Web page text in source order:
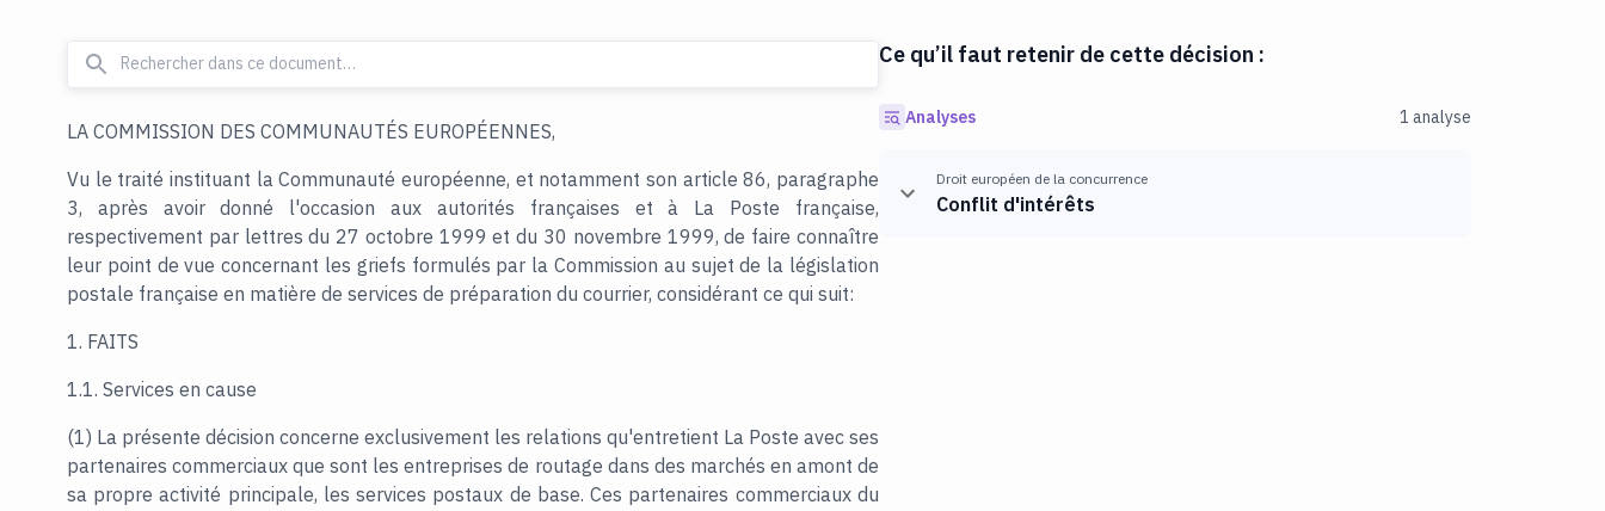
LA COMMISSION DES COMMUNAUTÉS EUROPÉENNES,
Vu le traité instituant la Communauté européenne, et notamment son article 86, paragraphe
3, après avoir donné l'occasion aux autorités françaises et à La Poste française,
respectivement par lettres du 27 octobre 1999 et du 30 novembre 1999, de faire connaître
leur point de vue concernant les griefs formulés par la Commission au sujet de la législation
postale française en matière de services de préparation du courrier, considérant ce qui suit:
1. FAITS
1.1. Services en cause
(1) La présente décision concerne exclusivement les relations qu'entretient La Poste avec ses
partenaires commerciaux que sont les entreprises de routage dans des marchés en amont de
sa propre activité principale, les services postaux de base. Ces partenaires commerciaux du
Ce qu’il faut retenir de cette décision :
Analyses 1 analyse
Droit européen de la concurrence
Conflit d'intérêts